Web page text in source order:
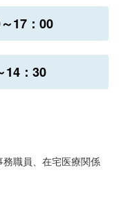
17：00
14：30
職員、在宅医療関係